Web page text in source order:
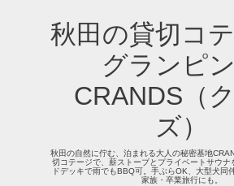
秋田の貸切コ
グランピ
CRANDS（
ズ）
秋田の自然に佇む、泊まれる大人の秘密基地
切コテージで、薪ストーブとプライベートサウナ
ドデッキで雨でもBBQ可。手ぶらOK、大型犬同
家族・卒業旅行にも。